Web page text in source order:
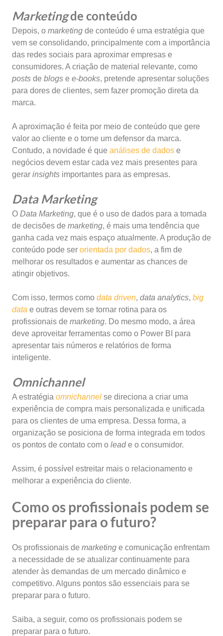
Marketingde conteúdo
Depois, o marketing de conteúdo é uma estratégia que
vem se consolidando, principalmente com a importância
das redes sociais para aproximar empresas e
consumidores. A criação de material relevante, como
posts de blogs e e-books, pretende apresentar soluções
para dores de clientes, sem fazer promoção direta da
marca.
A aproximação é feita por meio de conteúdo que gere
valor ao cliente e o torne um defensor da marca.
Contudo, a novidade é que análises de dados e
negócios devem estar cada vez mais presentes para
gerar insights importantes para as empresas.
Data Marketing
O Data Marketing, que é o uso de dados para a tomada
de decisões de marketing, é mais uma tendência que
ganha cada vez mais espaço atualmente. A produção de
conteúdo pode ser orientada por dados, a fim de
melhorar os resultados e aumentar as chances de
atingir objetivos.
Com isso, termos como data driven, data analytics, big
data e outras devem se tornar rotina para os
profissionais de marketing. Do mesmo modo, a área
deve aproveitar ferramentas como o Power BI para
apresentar tais números e relatórios de forma
inteligente.
Omnichannel
A estratégia omnichannel se direciona a criar uma
experiência de compra mais personalizada e unificada
para os clientes de uma empresa. Dessa forma, a
organização se posiciona de forma integrada em todos
os pontos de contato com o leade o consumidor.
Assim, é possível estreitar mais o relacionamento e
melhorar a experiência do cliente.
Como os profissionais podem se
preparar para o futuro?
Os profissionais de marketing e comunicação enfrentam
a necessidade de se atualizar continuamente para
atender às demandas de um mercado dinâmico e
competitivo. Alguns pontos são essenciais para se
preparar para o futuro.
Saiba, a seguir, como os profissionais podem se
preparar para o futuro.